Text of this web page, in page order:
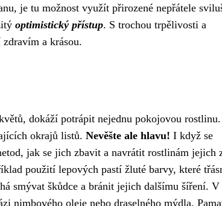
je tu možnost využít přirozené nepřátele
optimistický přístup. S trochou trpělivosti a
a krásou.
dokáží potrápit nejednu pokojovou
okrajů listů. Nevěšte ale hlavu! I když se
jak se jich zbavit a navrátit rostlinám jejich
použití lepových pastí žluté barvy, které
smývat škůdce a bránit jejich dalšímu šíření.
nimbového oleje nebo draselného mýdla.